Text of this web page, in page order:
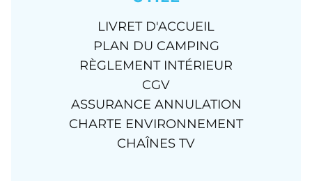
LIVRET D'ACCUEIL
PLAN DU CAMPING
RÈGLEMENT INTÉRIEUR
CGV
ASSURANCE ANNULATION
CHARTE ENVIRONNEMENT
CHAÎNES TV